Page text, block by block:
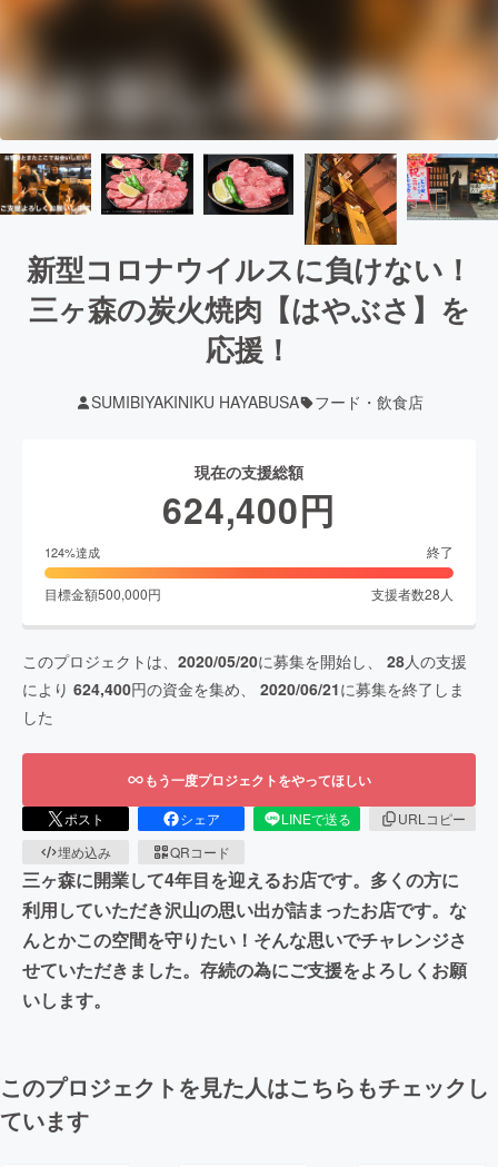
新型コロナウイルスに負けない！
三ヶ森の炭火焼肉【はやぶさ】を
応援！
SUMIBIYAKINIKU HAYABUSA フード・飲食店
現在の支援総額
624,400円
124%達成 終了
目標金額500,000円 支援者数28 人
このプロジェクトは、 2020/05/20に募集を開始し、 28人の支援
により 624,400円の資金を集め、 2020/06/21に募集を終了しま
した
もう一度プロジェクトをやってほしい
ポスト シェア LINEで送る
URLコピー
埋め込み
QRコード
三ヶ森に開業して4年目を迎えるお店です。多くの方に
利用していただき沢山の思い出が詰まったお店です。な
んとかこの空間を守りたい！そんな思いでチャレンジさ
せていただきました。存続の為にご支援をよろしくお願
いします。
このプロジェクトを見た人はこちらもチェックし
ています